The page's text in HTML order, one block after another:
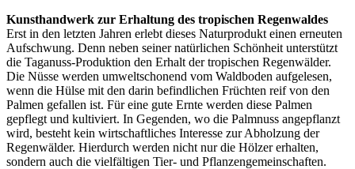
Kunsthandwerk zur Erhaltung des tropischen Regenwaldes
Erst in den letzten Jahren erlebt dieses Naturprodukt einen erneuten
Aufschwung. Denn neben seiner natürlichen Schönheit unterstützt
die Taganuss-Produktion den Erhalt der tropischen Regenwälder.
Die Nüsse werden umweltschonend vom Waldboden aufgelesen,
wenn die Hülse mit den darin befindlichen Früchten reif von den
Palmen gefallen ist. Für eine gute Ernte werden diese Palmen
gepflegt und kultiviert. In Gegenden, wo die Palmnuss angepflanzt
wird, besteht kein wirtschaftliches Interesse zur Abholzung der
Regenwälder. Hierdurch werden nicht nur die Hölzer erhalten,
sondern auch die vielfältigen Tier- und Pflanzengemeinschaften.